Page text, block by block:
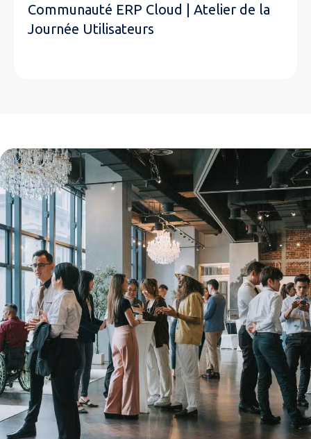
Communauté ERP Cloud | Atelier de la
Journée Utilisateurs